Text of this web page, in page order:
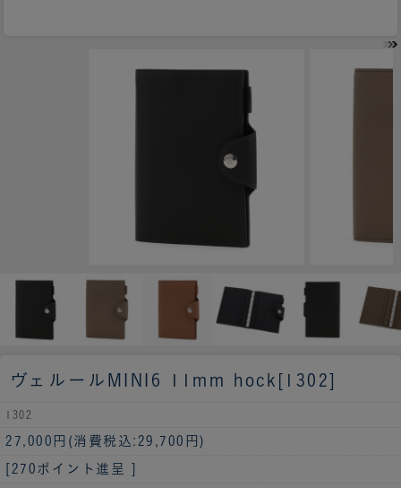
ヴェルールMINI6 11mm hock[1302]
1302
27,000円 (消費税込:29,700円)
[270ポイント進呈 ]